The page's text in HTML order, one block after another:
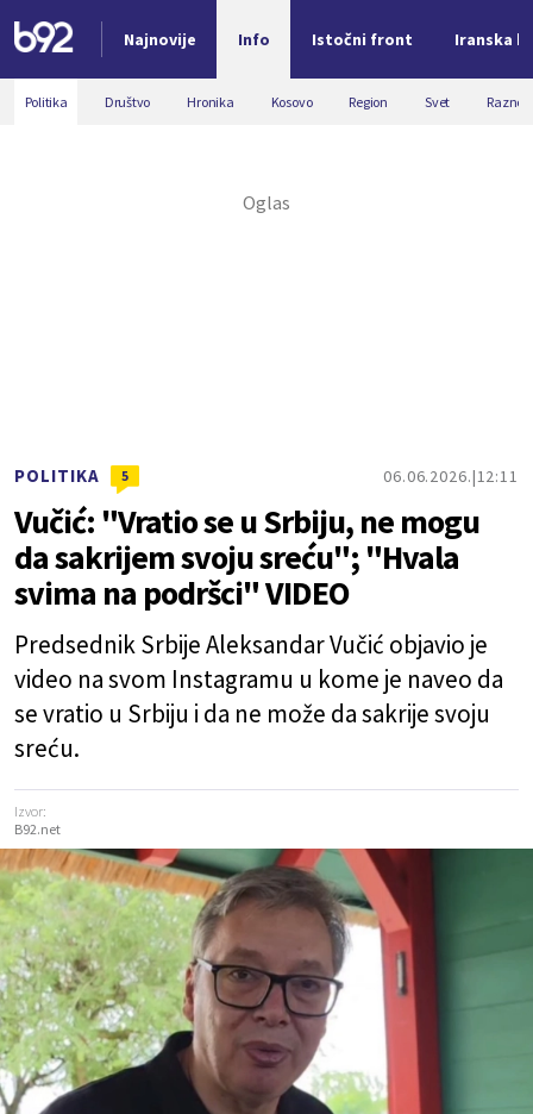
Najnovije Info Istočni front Iranska
Nova vest
Politika Društvo Hronika Kosovo Region Svet Razno
POLITIKA 5 06.06.2026. 12:11
Vučić: "Vratio se u Srbiju, ne mogu
da sakrijem svoju sreću"; "Hvala
svima na podršci" VIDEO
Predsednik Srbije Aleksandar Vučić objavio je
video na svom Instagramu u kome je naveo da
se vratio u Srbiju i da ne može da sakrije svoju
sreću.
Izvor:
B92.net